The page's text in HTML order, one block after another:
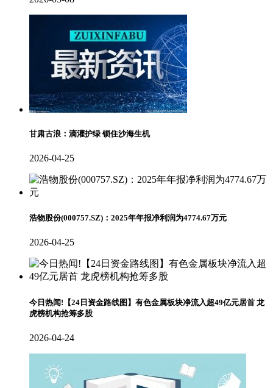
甘肃古浪：滴灌护绿 锁住沙海生机
2026-04-25
浩物股份(000757.SZ)：2025年年报净利润为4774.67万元
2026-04-25
今日热闻!【24日资金路线图】有色金属板块净流入超49亿元居首 龙
虎榜机构抢筹多股
2026-04-24